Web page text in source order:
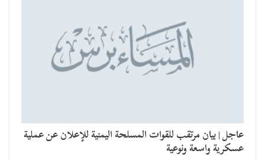
عاجل | بيان مرتقب للقوات المسلحة اليمنية للإعلان عن عملية
عسكرية واسعة ونوعية